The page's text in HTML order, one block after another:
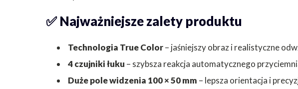
✅ Najważniejsze zalety produktu
Technologia True Color– jaśniejszy obraz i realistyczne
4 czujniki łuku – szybsza reakcja automatycznego
Duże pole widzenia 100 × 50 mm – lepsza orientacja i